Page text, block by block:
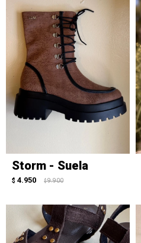
Storm - Suela
$ 4.950 $ 9.900